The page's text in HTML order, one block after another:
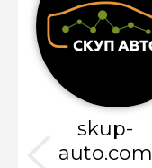
skup-
auto.com